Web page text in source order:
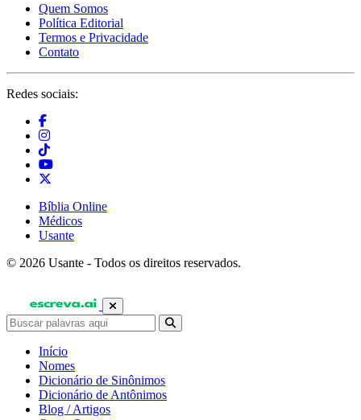
Quem Somos
Política Editorial
Termos e Privacidade
Contato
Redes sociais:
Bíblia Online
Médicos
Usante
© 2026 Usante - Todos os direitos reservados.
Início
Nomes
Dicionário de Sinônimos
Dicionário de Antônimos
Blog / Artigos